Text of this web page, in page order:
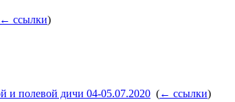
← ссылки)
и полевой дичи 04-05.07.2020 (← ссылки)